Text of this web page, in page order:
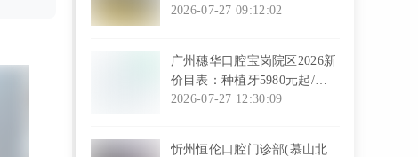
技术优！
2026-07-27 09:12:02
广州穗华口腔宝岗院区2026新
价目表：种植牙5980元起/
颗，全品类诊疗+活髓保存技
2026-07-27 12:30:09
忻州恒伦口腔门诊部(慕山北